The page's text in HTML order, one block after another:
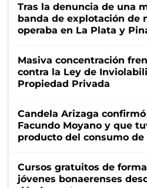
Tras la denuncia de una
banda de explotación de
operaba en La Plata y
Masiva concentración
contra la Ley de
Propiedad Privada
Candela Arizaga
Facundo Moyano y que
producto del consumo de
Cursos gratuitos de
jóvenes bonaerenses